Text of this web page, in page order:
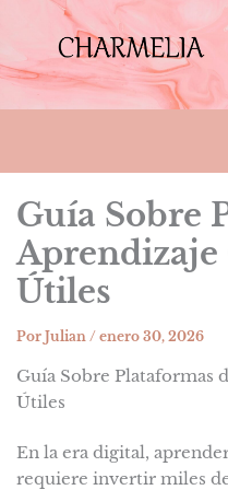
Guía Sobre
Aprendizaje
Útiles
Por Julian / enero 30, 2026
Guía Sobre Plataformas
Útiles
En la era digital,
requiere invertir miles